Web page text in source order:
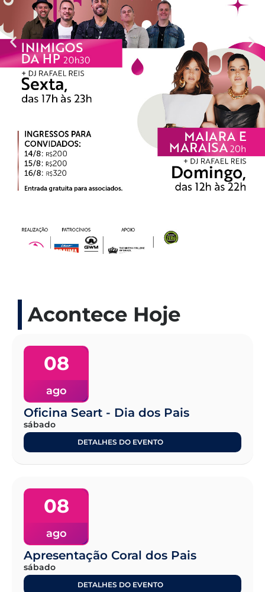
Acontece Hoje
08
ago
Oficina Seart - Dia dos Pais
sábado
DETALHES DO EVENTO
08
ago
Apresentação Coral dos Pais
sábado
DETALHES DO EVENTO